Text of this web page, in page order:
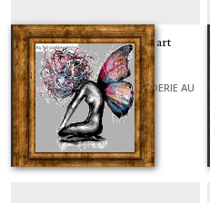
Femme papillon pop art
GRILLES ET KITS POUR BRODERIE AU
POINT DE CROIX
À partir de 0€